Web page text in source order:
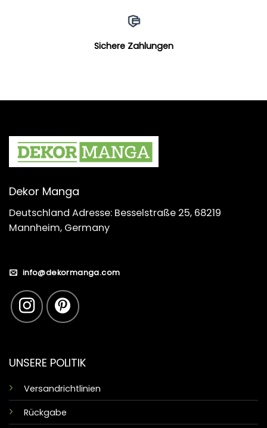
Sichere Zahlungen
Dekor Manga
Deutschland Adresse: Besselstraße 25, 68219
Mannheim, Germany
info@dekormanga.com
UNSERE POLITIK
Versandrichtlinien
Rückgabe